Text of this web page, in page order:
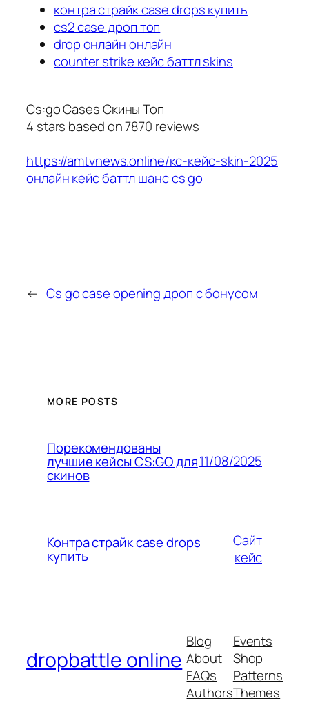
контра страйк case drops купить
cs2 case дроп топ
drop онлайн онлайн
counter strike кейс баттл skins
Cs:go Cases Скины Топ
4 stars based on7870 reviews
https://amtvnews.online/кс-кейс-skin-2025
онлайн кейс баттлшанс cs go
← Cs go case opening дроп с бонусом
MORE POSTS
Порекомендованы
лучшие кейсы CS:GO для
скинов
11/08/2025
Контра страйк case drops
купить
Сайт
кейс
dropbattle online
Blog
About
FAQs
Authors
Events
Shop
Patterns
Themes